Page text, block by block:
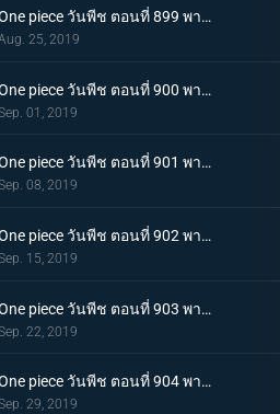
One piece วันพีช ตอนที่ 899 พากย์ไทย ความพ่ายแพ้ที่เลี่ยงไม่ได้ การโจมตีอย่างหนักของสตรอว์แมน!
25, 2019
One piece วันพีช ตอนที่ 900 พากย์ไทย วันที่แสนจะสุดยอด โอทามะ และ ถั่วแดงต้ม
01, 2019
One piece วันพีช ตอนที่ 901 พากย์ไทย บุกรังของศัตรู เมืองบาคุระที่เต็มไปด้วยเจ้าหน้าที่รัฐ!
08, 2019
One piece วันพีช ตอนที่ 902 พากย์ไทย โยโกสุนะออกโรง อุราชิมะผู้ไร้เทียมทานผู้หมายปองโออิคุ!
15, 2019
One piece วันพีช ตอนที่ 903 พากย์ไทย ตัดสินผลซูโม่ หมวกฟาง vs โยโกสุนะสุดแกร่ง!
22, 2019
One piece วันพีช ตอนที่ 904 พากย์ไทย ลูฟี่เดือดจัด ช่วยทามะจากอันตราย!
29, 2019